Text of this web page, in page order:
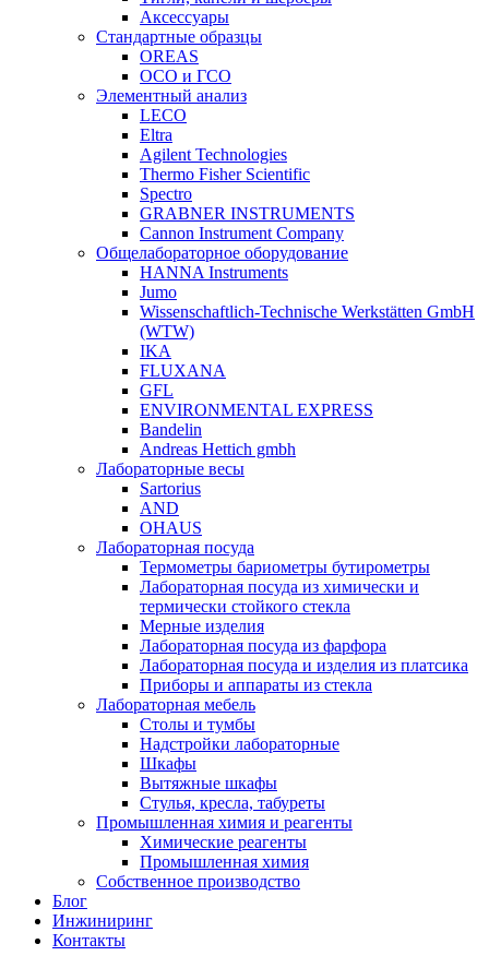
Аксессуары
Стандартные образцы
OREAS
ОСО и ГСО
Элементный анализ
LECO
Eltra
Agilent Technologies
Thermo Fisher Scientific
Spectro
GRABNER INSTRUMENTS
Cannon Instrument Company
Общелабораторное оборудование
HANNA Instruments
Jumo
Wissenschaftlich-Technische Werkstätten GmbH
(WTW)
IKA
FLUXANA
GFL
ENVIRONMENTAL EXPRESS
Bandelin
Andreas Hettich gmbh
Лабораторные весы
Sartorius
AND
OHAUS
Лабораторная посуда
Термометры бариометры бутирометры
Лабораторная посуда из химически и
термически стойкого стекла
Мерные изделия
Лабораторная посуда из фарфора
Лабораторная посуда и изделия из платсика
Приборы и аппараты из стекла
Лабораторная мебель
Столы и тумбы
Надстройки лабораторные
Шкафы
Вытяжные шкафы
Стулья, кресла, табуреты
Промышленная химия и реагенты
Химические реагенты
Промышленная химия
Собственное производство
Блог
Инжиниринг
Контакты